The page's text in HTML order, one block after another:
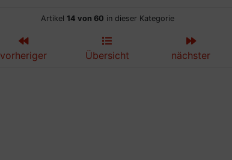
Artikel 14 von 60 in dieser Kategorie
vorheriger Übersicht nächster